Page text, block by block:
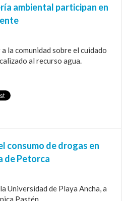
ambiental participan en
la comunidad sobre el cuidado
al recurso agua.
consumo de drogas en
de Petorca
Universidad de Playa Ancha, a